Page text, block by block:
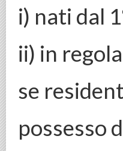
i) nati dal
ii) in
se
possesso